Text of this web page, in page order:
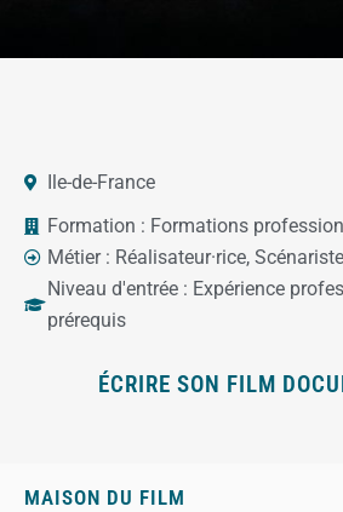
Ile-de-France
Formation : Formations
Métier : Réalisateur·rice, Scénariste
Niveau d'entrée : Expérience
prérequis
ÉCRIRE SON FILM
MAISON DU FILM